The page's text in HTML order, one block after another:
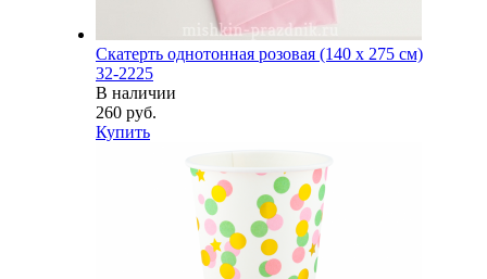
Скатерть однотонная розовая (140 х 275 см)
32-2225
В наличии
260 руб.
Купить